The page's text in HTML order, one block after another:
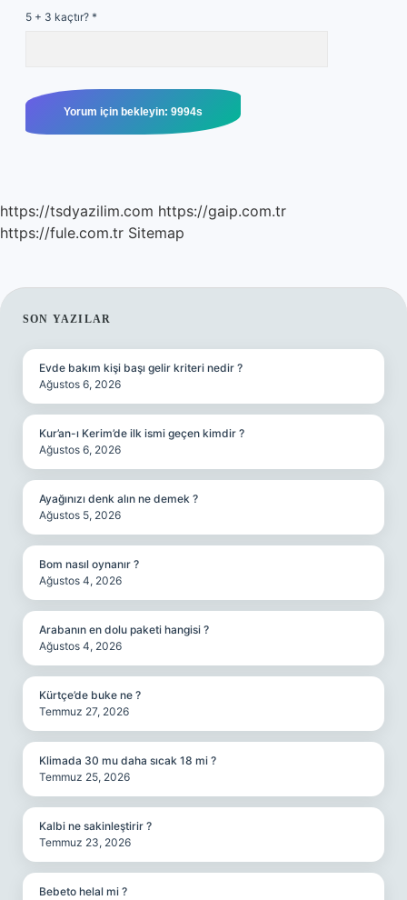
5 + 3 kaçtır? *
https://tsdyazilim.com https://gaip.com.tr
https://fule.com.tr Sitemap
SIDEBAR
SON YAZILAR
Evde bakım kişi başı gelir kriteri nedir ?
Ağustos 6, 2026
Kur’an-ı Kerim’de ilk ismi geçen kimdir ?
Ağustos 6, 2026
Ayağınızı denk alın ne demek ?
Ağustos 5, 2026
Bom nasıl oynanır ?
Ağustos 4, 2026
Arabanın en dolu paketi hangisi ?
Ağustos 4, 2026
Kürtçe’de buke ne ?
Temmuz 27, 2026
Klimada 30 mu daha sıcak 18 mi ?
Temmuz 25, 2026
Kalbi ne sakinleştirir ?
Temmuz 23, 2026
Bebeto helal mi ?